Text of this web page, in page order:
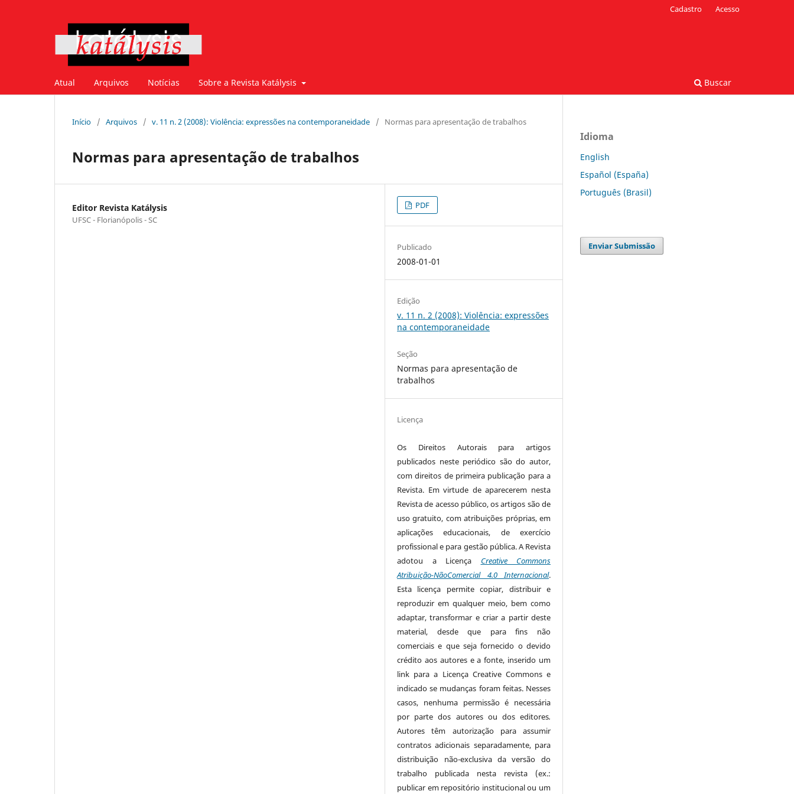
Atual Arquivos Notícias Sobre a Revista Katálysis Buscar
Cadastro Acesso
Início / Arquivos / v. 11 n. 2 (2008): Violência: expressões na contemporaneidade / Normas para apresentação de trabalhos
Normas para apresentação de trabalhos
Editor Revista Katálysis
UFSC - Florianópolis - SC
PDF
Publicado
2008-01-01
Edição
v. 11 n. 2 (2008): Violência: expressões
na contemporaneidade
Seção
Normas para apresentação de
trabalhos
Licença
Os Direitos Autorais para artigos
publicados neste periódico são do autor,
com direitos de primeira publicação para a
Revista. Em virtude de aparecerem nesta
Revista de acesso público, os artigos são de
uso gratuito, com atribuições próprias, em
aplicações educacionais, de exercício
profissional e para gestão pública. A Revista
adotou a Licença Creative Commons
Atribuição-NãoComercial 4.0 Internacional.
Esta licença permite copiar, distribuir e
reproduzir em qualquer meio, bem como
adaptar, transformar e criar a partir deste
material, desde que para fins não
comerciais e que seja fornecido o devido
crédito aos autores e a fonte, inserido um
link para a Licença Creative Commons e
indicado se mudanças foram feitas. Nesses
casos, nenhuma permissão é necessária
por parte dos autores ou dos editores.
Autores têm autorização para assumir
contratos adicionais separadamente, para
distribuição não-exclusiva da versão do
trabalho publicada nesta revista (ex.:
publicar em repositório institucional ou um
Idioma
English
Español (España)
Português (Brasil)
Enviar Submissão